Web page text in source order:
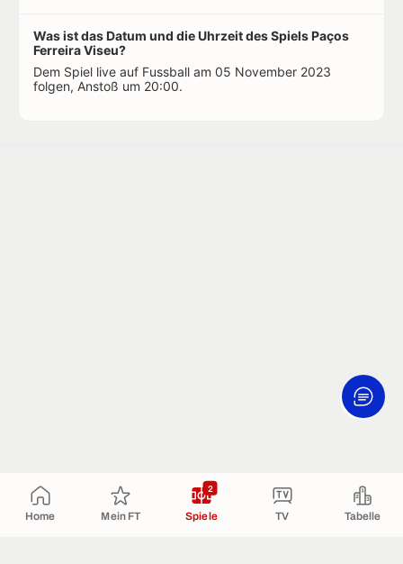
Home Mein FT Spiele
2
TV Tabelle
Was ist das Datum und die Uhrzeit des Spiels Paços
Ferreira Viseu?
Dem Spiel live auf Fussball am 05 November 2023
folgen, Anstoß um 20:00.